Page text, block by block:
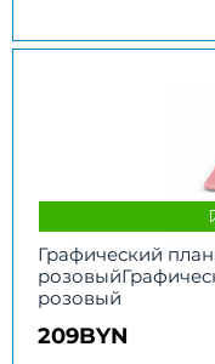
Графический
розовый
209BYN